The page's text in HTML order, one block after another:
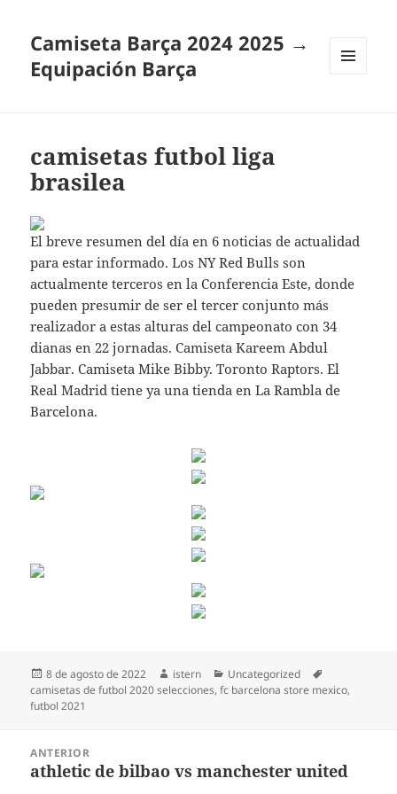
Camiseta Barça 2024 2025 →
Equipación Barça
camisetas futbol liga
brasilea
El breve resumen del día en 6 noticias de actualidad
para estar informado. Los NY Red Bulls son
actualmente terceros en la Conferencia Este, donde
pueden presumir de ser el tercer conjunto más
realizador a estas alturas del campeonato con 34
dianas en 22 jornadas. Camiseta Kareem Abdul
Jabbar. Camiseta Mike Bibby. Toronto Raptors. El
Real Madrid tiene ya una tienda en La Rambla de
Barcelona.
Publicado
el
8 de agosto de 2022 Autor
istern Categorías
Uncategorized
camisetas de futbol 2020 selecciones,fc barcelona store mexico,
futbol 2021
entradas
ANTERIOR
Entrada
athletic de bilbao vs manchester united